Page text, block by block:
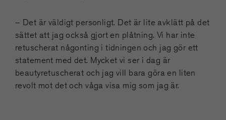
– Det är väldigt personligt. Det är lite avklätt på det
sättet att jag också gjort en plåtning. Vi har inte
retuscherat någonting i tidningen och jag gör ett
statement med det. Mycket vi ser i dag är
beautyretuscherat och jag vill bara göra en liten
revolt mot det och våga visa mig som jag är.